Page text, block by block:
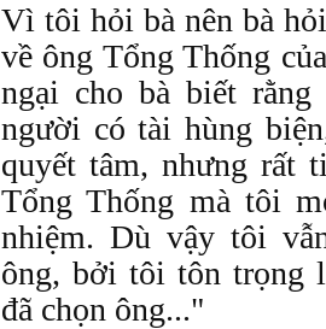
Vì tôi hỏi bà nên bà
về ông Tổng Thống
ngại cho bà biết rằng
người có tài hùng
quyết tâm, nhưng rất
Tổng Thống mà tôi
nhiệm. Dù vậy tôi
ông, bởi tôi tôn trọng
đã chọn ông..."